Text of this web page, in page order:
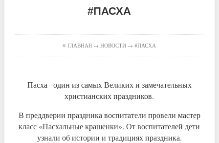
#ПАСХА
≡ГЛАВНАЯ →НОВОСТИ → #ПАСХА
Пасха –один из самых Великих и замечательных
христианских праздников.
В преддверии праздника воспитатели провели мастер
класс «Пасхальные крашенки». От воспитателей дети
узнали об истории и традициях праздника.